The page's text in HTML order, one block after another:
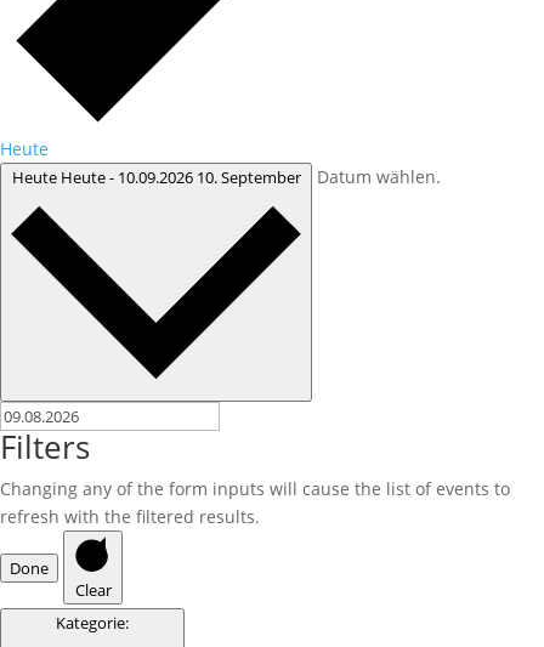
Heute
Heute Heute- 10.09.2026 10. September Datum wählen.
Filters
Changing any of the form inputs will cause the list of events to
refresh with the filtered results.
Done
Clear
Kategorie: